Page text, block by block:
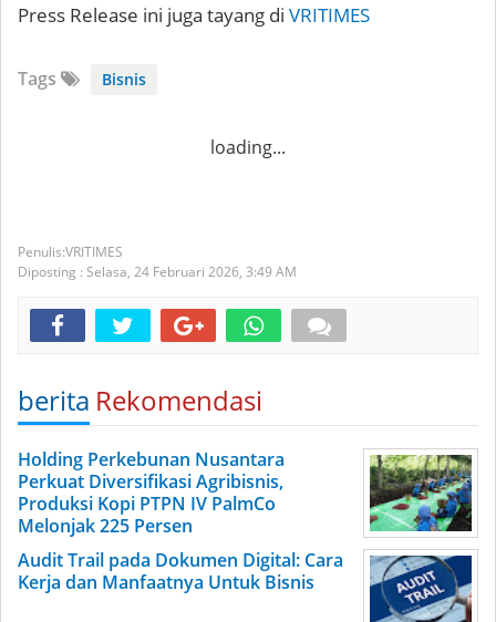
Press Release ini juga tayang di VRITIMES
Tags Bisnis
loading...
VRITIMES
Diposting : Selasa, 24 Februari 2026, 3:49 AM
berita Rekomendasi
Holding Perkebunan Nusantara
Perkuat Diversifikasi Agribisnis,
Produksi Kopi PTPN IV PalmCo
Melonjak 225 Persen
Audit Trail pada Dokumen Digital: Cara
Kerja dan Manfaatnya Untuk Bisnis